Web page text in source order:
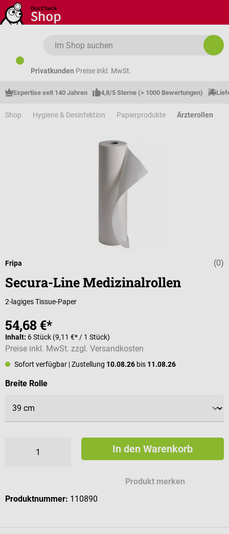
Zum Hauptinhalt springen
Privatkunden Preise inkl. MwSt.
Expertise seit 140 Jahren 4,8/5 Sterne (> 1000 Bewertungen)
Shop Hygiene & Desinfektion Papierprodukte Ärzterollen
(0)
Fripa
Secura-Line Medizinalrollen
2-lagiges Tissue-Paper
54,68 €*
Inhalt: 6 Stück (9,11 €* / 1 Stück)
Preise inkl. MwSt. zzgl. Versandkosten
Sofort verfügbar | Zustellung 10.08.26 bis 11.08.26
Breite Rolleauswählen
In den Warenkorb
Produkt merken
Produktnummer: 110890